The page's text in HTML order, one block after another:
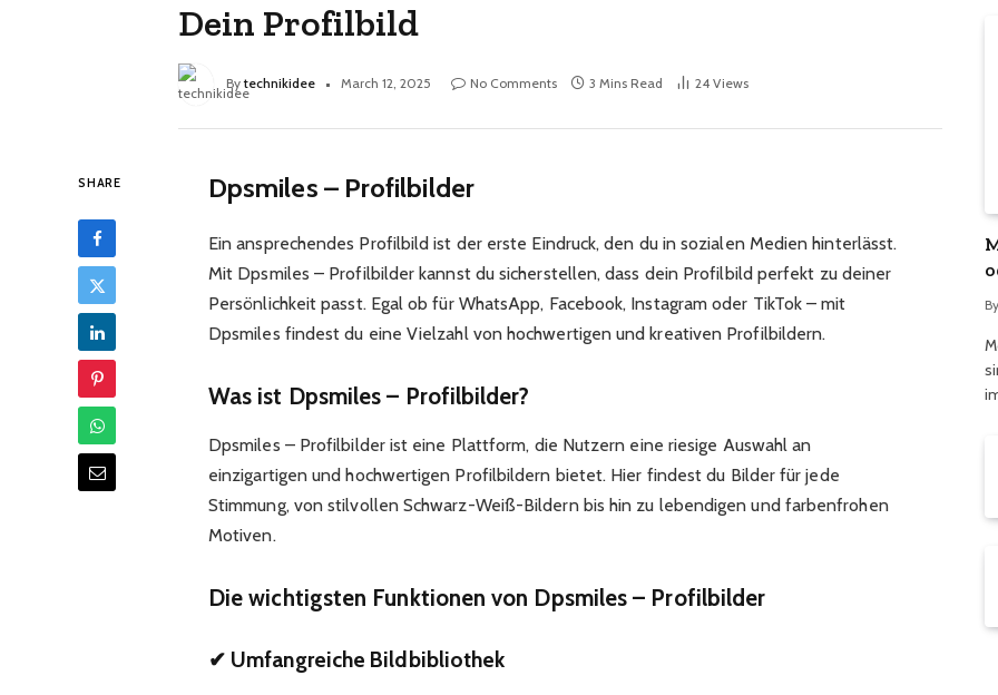
Dein Profilbild
By technikidee March 12, 2025 No Comments 3 Mins Read 24 Views
SHARE Dpsmiles – Profilbilder
Ein ansprechendes Profilbild ist der erste Eindruck, den du in sozialen Medien hinterlässt.
Mit Dpsmiles – Profilbilder kannst du sicherstellen, dass dein Profilbild perfekt zu deiner
Persönlichkeit passt. Egal ob für WhatsApp, Facebook, Instagram oder TikTok – mit
Dpsmiles findest du eine Vielzahl von hochwertigen und kreativen Profilbildern.
Was ist Dpsmiles – Profilbilder?
Dpsmiles – Profilbilder ist eine Plattform, die Nutzern eine riesige Auswahl an
einzigartigen und hochwertigen Profilbildern bietet. Hier findest du Bilder für jede
Stimmung, von stilvollen Schwarz-Weiß-Bildern bis hin zu lebendigen und farbenfrohen
Motiven.
Die wichtigsten Funktionen von Dpsmiles – Profilbilder
✔ Umfangreiche Bildbibliothek
By